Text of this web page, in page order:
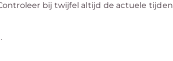
bij twijfel altijd de actuele tijden
.